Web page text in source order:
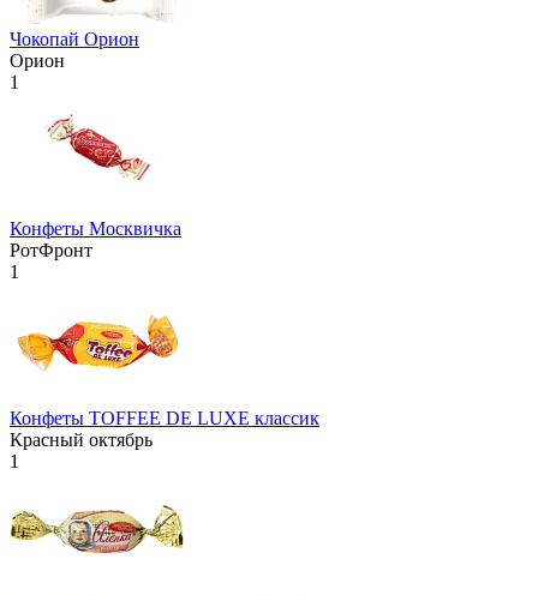
Чокопай Орион
Орион
1
Конфеты Москвичка
РотФронт
1
Конфеты TOFFEE DE LUXE классик
Красный октябрь
1